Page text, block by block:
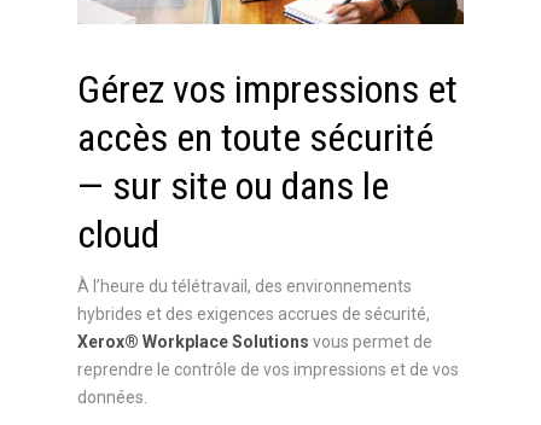
Gérez vos impressions et
accès en toute sécurité
— sur site ou dans le
cloud
À l’heure du télétravail, des environnements
hybrides et des exigences accrues de sécurité,
Xerox® Workplace Solutions vous permet de
reprendre le contrôle de vos impressions et de vos
données.